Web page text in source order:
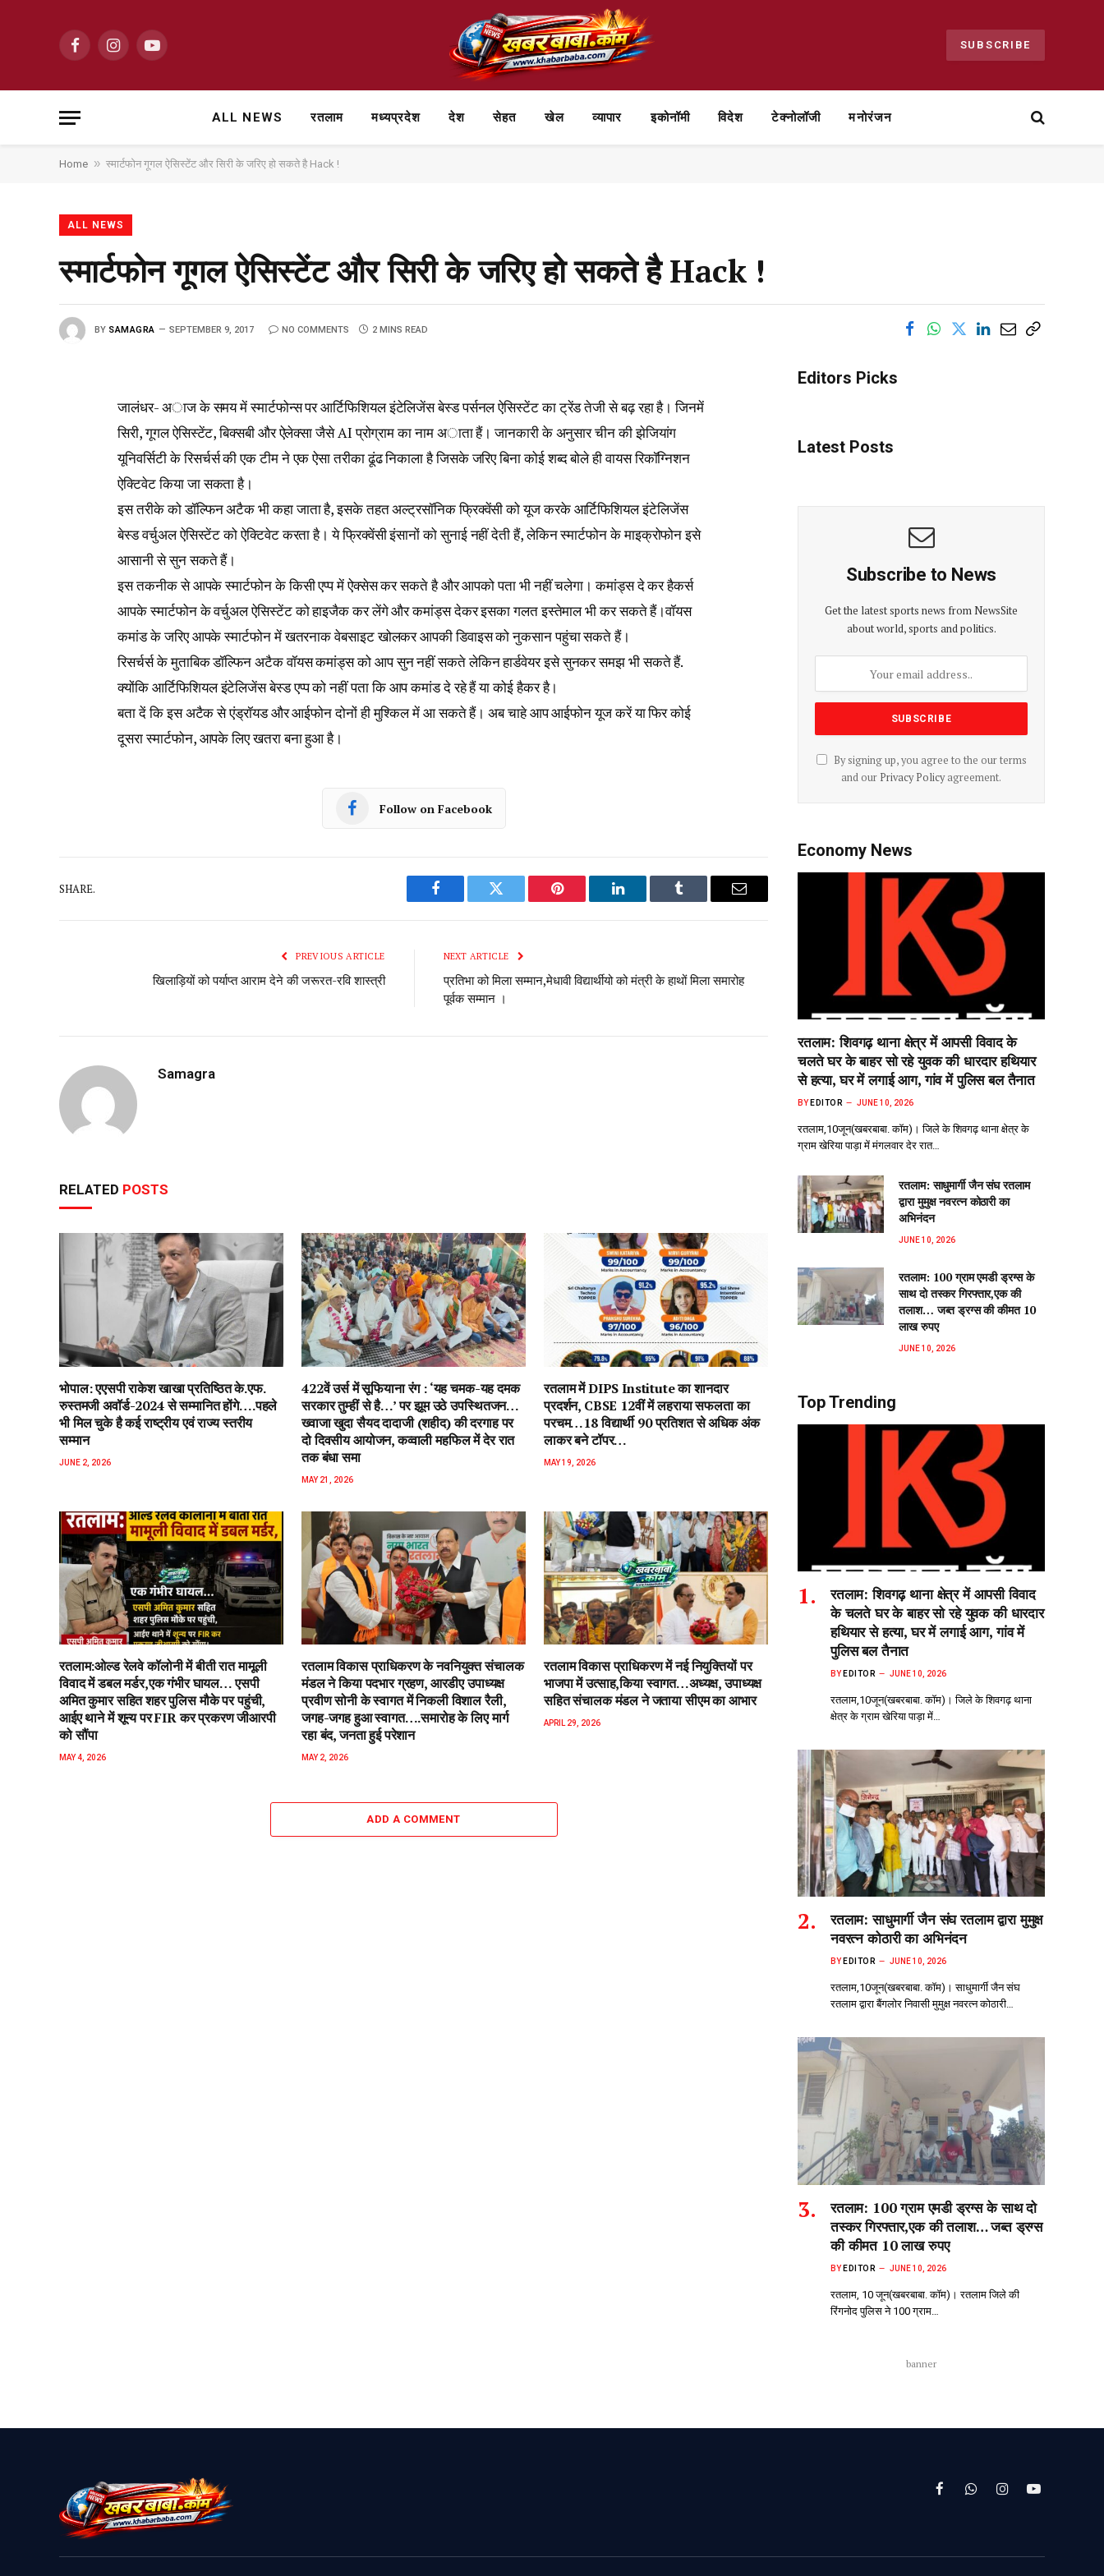
FacebookInstagramYouTube SUBSCRIBE
ALL NEWS रतलाम मध्यप्रदेश देश सेहत खेल व्यापार ⁠इकोनॉमी विदेश टेक्नोलॉजी मनोरंजन
Home » स्मार्टफोन गूगल ऐसिस्टेंट और सिरी के जरिए हो सकते है Hack !
ALL NEWS
स्मार्टफोन गूगल ऐसिस्टेंट और सिरी के जरिए हो सकते है Hack !
BY SAMAGRA SEPTEMBER 9, 2017 NO COMMENTS 2 MINS READ
जालंधर- अाज के समय में स्मार्टफोन्स पर आर्टिफिशियल इंटेलिजेंस बेस्ड पर्सनल ऐसिस्टेंट का ट्रेंड तेजी से बढ़ रहा है। जिनमें
सिरी, गूगल ऐसिस्टेंट, बिक्सबी और ऐलेक्सा जैसे AI प्रोग्राम का नाम अाता हैं। जानकारी के अनुसार चीन की झेजियांग
यूनिवर्सिटी के रिसर्चर्स की एक टीम ने एक ऐसा तरीका ढूंढ निकाला है जिसके जरिए बिना कोई शब्द बोले ही वायस रिकॉग्निशन
ऐक्टिवेट किया जा सकता है।
इस तरीके को डॉल्फिन अटैक भी कहा जाता है, इसके तहत अल्ट्रसॉनिक फ्रिक्वेंसी को यूज करके आर्टिफिशियल इंटेलिजेंस
बेस्ड वर्चुअल ऐसिस्टेंट को ऐक्टिवेट करता है। ये फ्रिक्वेंसी इंसानों को सुनाई नहीं देती हैं, लेकिन स्मार्टफोन के माइक्रोफोन इसे
आसानी से सुन सकते हैं।
इस तकनीक से आपके स्मार्टफोन के किसी एप्प में ऐक्सेस कर सकते है और आपको पता भी नहीं चलेगा। कमांड्स दे कर हैकर्स
आपके स्मार्टफोन के वर्चुअल ऐसिस्टेंट को हाइजैक कर लेंगे और कमांड्स देकर इसका गलत इस्तेमाल भी कर सकते हैं।वॉयस
कमांड के जरिए आपके स्मार्टफोन में खतरनाक वेबसाइट खोलकर आपकी डिवाइस को नुकसान पहुंचा सकते हैं।
रिसर्चर्स के मुताबिक डॉल्फिन अटैक वॉयस कमांड्स को आप सुन नहीं सकते लेकिन हार्डवेयर इसे सुनकर समझ भी सकते हैं.
क्योंकि आर्टिफिशियल इंटेलिजेंस बेस्ड एप्प को नहीं पता कि आप कमांड दे रहे हैं या कोई हैकर है।
बता दें कि इस अटैक से एंड्रॉयड और आईफोन दोनों ही मुश्किल में आ सकते हैं। अब चाहे आप आईफोन यूज करें या फिर कोई
दूसरा स्मार्टफोन, आपके लिए खतरा बना हुआ है।
Follow on Facebook
SHARE.
Facebook Twitter Pinterest LinkedIn Tumblr Email
PREVIOUS ARTICLE
खिलाड़ियों को पर्याप्त आराम देने की जरूरत-रवि शास्त्री
NEXT ARTICLE
प्रतिभा को मिला सम्मान,मेधावी विद्यार्थीयो को मंत्री के हाथों मिला समारोह
पूर्वक सम्मान ।
Samagra
RELATED POSTS
भोपाल: एएसपी राकेश‌ खाखा प्रतिष्ठित के.एफ.
रुस्तमजी अवॉर्ड-2024 से सम्मानित होंगे….पहले
भी मिल चुके है कई राष्ट्रीय एवं राज्य स्तरीय
सम्मान
JUNE 2, 2026
422वें उर्स में सूफियाना रंग : ‘यह चमक-यह दमक
सरकार तुम्हीं से है…’ पर झूम उठे उपस्थितजन…
ख्वाजा खुदा सैयद दादाजी (शहीद) की दरगाह पर
दो दिवसीय आयोजन, कव्वाली महफिल में देर रात
तक बंधा समा
MAY 21, 2026
रतलाम में DIPS Institute का शानदार
प्रदर्शन, CBSE 12वीं में लहराया सफलता का
परचम…18 विद्यार्थी 90 प्रतिशत से अधिक अंक
लाकर बने टॉपर…
MAY 19, 2026
रतलाम:ओल्ड रेलवे कॉलोनी में बीती रात मामूली
विवाद में डबल मर्डर,एक गंभीर घायल… एसपी
अमित कुमार सहित शहर पुलिस मौके पर पहुंची,
आईए थाने में शून्य पर FIR कर प्रकरण जीआरपी
को सौंपा
MAY 4, 2026
रतलाम विकास प्राधिकरण के नवनियुक्त संचालक
मंडल ने किया पदभार ग्रहण, आरडीए उपाध्यक्ष
प्रवीण सोनी के स्वागत में निकली विशाल रैली,
जगह-जगह हुआ स्वागत….समारोह के लिए मार्ग
रहा बंद, जनता हुई परेशान
MAY 2, 2026
रतलाम विकास प्राधिकरण में नई नियुक्तियों पर
भाजपा में उत्साह,किया स्वागत…अध्यक्ष, उपाध्यक्ष
सहित संचालक मंडल ने जताया सीएम का आभार
APRIL 29, 2026
ADD A COMMENT
Editors Picks
Latest Posts
Subscribe to News
Get the latest sports news from NewsSite
about world, sports and politics.
By signing up, you agree to the our terms
and our Privacy Policyagreement.
Economy News
रतलाम: शिवगढ़ थाना क्षेत्र में आपसी विवाद के
चलते घर के बाहर सो‌ रहे युवक की धारदार हथियार
से हत्या, घर में लगाई आग, गांव में पुलिस बल तैनात
BY EDITOR JUNE 10, 2026
रतलाम,10जून(खबरबाबा. कॉम)। जिले के शिवगढ़ थाना क्षेत्र के
ग्राम खेरिया पाड़ा में मंगलवार देर रात…
रतलाम: साधुमार्गी जैन संघ रतलाम
द्वारा मुमुक्ष नवरत्न कोठारी का
अभिनंदन
JUNE 10, 2026
रतलाम: 100 ग्राम एमडी ड्रग्स के
साथ दो तस्कर गिरफ्तार,एक की
तलाश… जब्त ड्रग्स की कीमत 10
लाख रुपए
JUNE 10, 2026
Top Trending
रतलाम: शिवगढ़ थाना क्षेत्र में आपसी विवाद
के चलते घर के बाहर सो‌ रहे युवक की धारदार
हथियार से हत्या, घर में लगाई आग, गांव में
पुलिस बल तैनात
BY EDITOR JUNE 10, 2026
रतलाम,10जून(खबरबाबा. कॉम)। जिले के शिवगढ़ थाना
क्षेत्र के ग्राम खेरिया पाड़ा में…
रतलाम: साधुमार्गी जैन संघ रतलाम द्वारा मुमुक्ष
नवरत्न कोठारी का अभिनंदन
BY EDITOR JUNE 10, 2026
रतलाम,10जून(खबरबाबा. कॉम)। साधुमार्गी जैन संघ
रतलाम द्वारा बैंगलोर निवासी मुमुक्ष नवरत्न कोठारी…
रतलाम: 100 ग्राम एमडी ड्रग्स के साथ दो
तस्कर गिरफ्तार,एक की तलाश… जब्त ड्रग्स
की कीमत 10 लाख रुपए
BY EDITOR JUNE 10, 2026
रतलाम, 10 जून(खबरबाबा. कॉम)। रतलाम जिले की
रिंगनोद पुलिस ने 100 ग्राम…
banner
FacebookWhatsAppInstagramYouTube